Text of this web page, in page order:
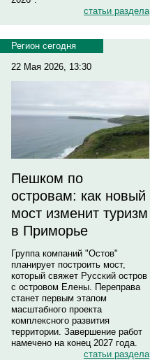
статьи раздела
Регион сегодня
22 Мая 2026, 13:30
Пешком по
островам: как новый
мост изменит туризм
в Приморье
Группа компаний "Остов"
планирует построить мост,
который свяжет Русский остров
с островом Елены. Переправа
станет первым этапом
масштабного проекта
комплексного развития
территории. Завершение работ
намечено на конец 2027 года.
статьи раздела